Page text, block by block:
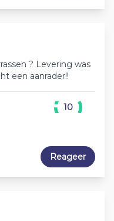
? Levering was
een aanrader!!
10
Reageer